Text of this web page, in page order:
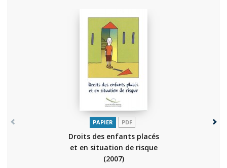
PAPIER PDF
Droits des enfants placés
et en situation de risque
(2007)